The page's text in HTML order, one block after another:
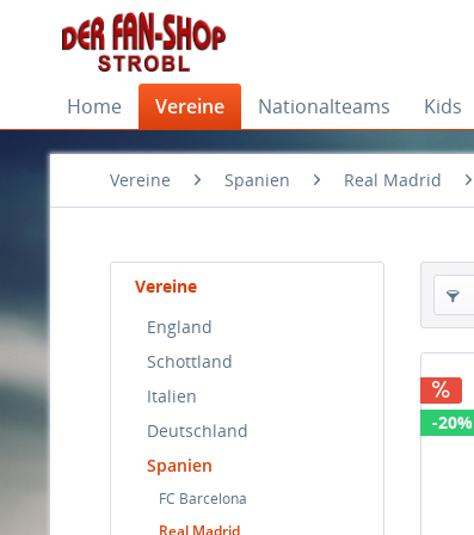
Home Vereine Nationalteams Kids
Vereine Spanien Real Madrid
Vereine
England
Schottland
Italien
Deutschland
Spanien
FC Barcelona
Real Madrid
-20%